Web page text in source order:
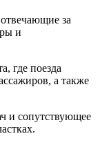
за
и
где поезда
а также
и сопутствующее